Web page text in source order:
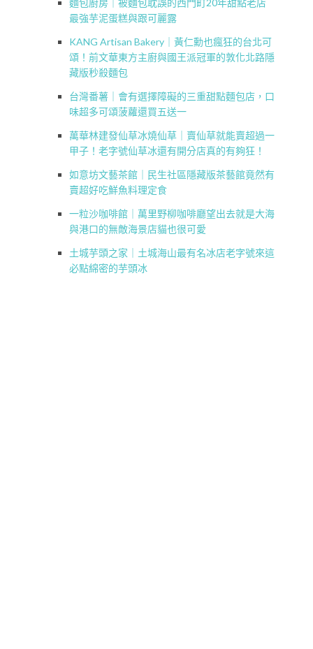
麵包廚房｜被麵包耽誤的西門町20年甜點老店
最強芋泥蛋糕與跟可麗露
KANG Artisan Bakery｜黃仁勳也瘋狂的台北可
頌！前文華東方主廚與國王派冠軍的敦化北路隱
藏版秒殺麵包
台灣番薯｜會有選擇障礙的三重甜點麵包店，口
味超多可頌菠蘿還買五送一
萬華林建發仙草冰燒仙草｜賣仙草就能賣超過一
甲子！老字號仙草冰還有開分店真的有夠狂！
如意坊文藝茶館｜民生社區隱藏版茶藝館竟然有
賣超好吃鮮魚料理定食
一粒沙咖啡館｜萬里野柳咖啡廳望出去就是大海
與港口的無敵海景店貓也很可愛
土城芋頭之家｜土城海山最有名冰店老字號來這
必點綿密的芋頭冰